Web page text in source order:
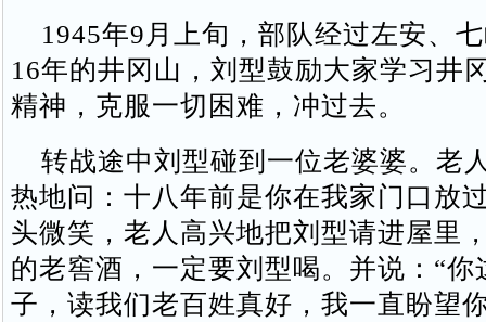
1945年9月上旬，部队经过左安、
16年的井冈山，刘型鼓励大家学习井
精神，克服一切困难，冲过去。
转战途中刘型碰到一位老婆婆。老
热地问：十八年前是你在我家门口放
头微笑，老人高兴地把刘型请进屋里
的老窖酒，一定要刘型喝。并说：“你
子，读我们老百姓真好，我一直盼望